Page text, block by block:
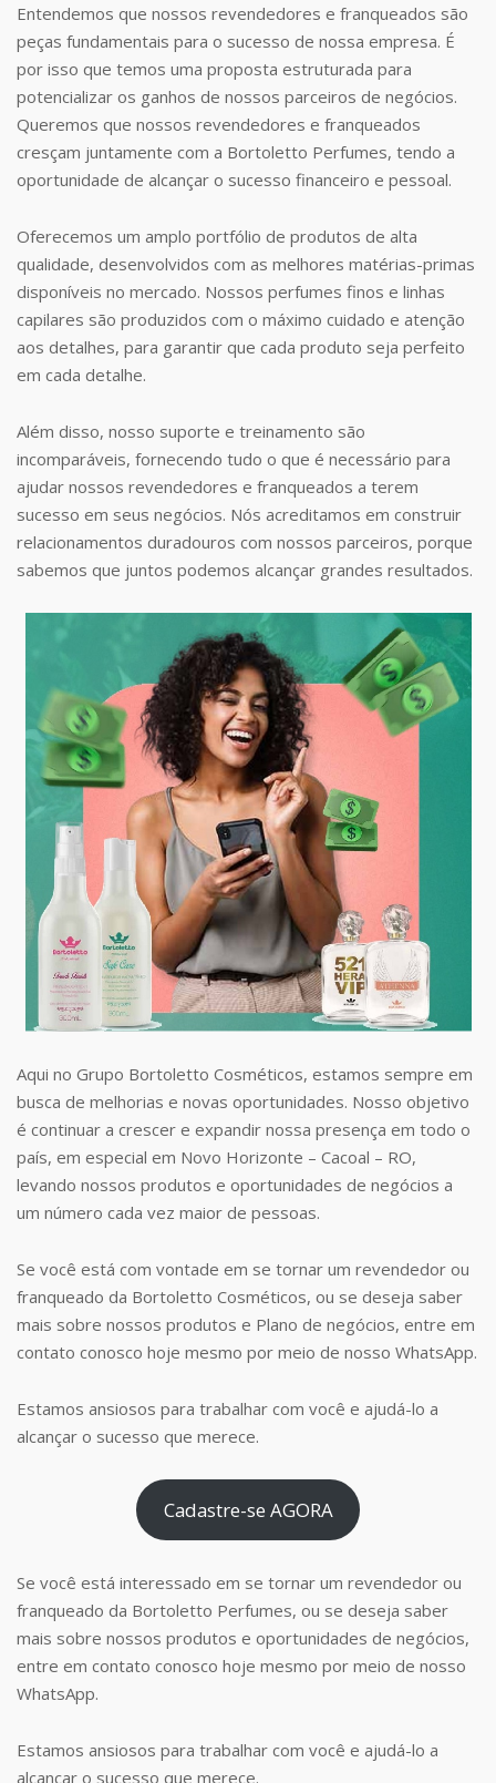
Entendemos que nossos revendedores e franqueados são
peças fundamentais para o sucesso de nossa empresa. É
por isso que temos uma proposta estruturada para
potencializar os ganhos de nossos parceiros de negócios.
Queremos que nossos revendedores e franqueados
cresçam juntamente com a Bortoletto Perfumes, tendo a
oportunidade de alcançar o sucesso financeiro e pessoal.
Oferecemos um amplo portfólio de produtos de alta
qualidade, desenvolvidos com as melhores matérias-primas
disponíveis no mercado. Nossos perfumes finos e linhas
capilares são produzidos com o máximo cuidado e atenção
aos detalhes, para garantir que cada produto seja perfeito
em cada detalhe.
Além disso, nosso suporte e treinamento são
incomparáveis, fornecendo tudo o que é necessário para
ajudar nossos revendedores e franqueados a terem
sucesso em seus negócios. Nós acreditamos em construir
relacionamentos duradouros com nossos parceiros, porque
sabemos que juntos podemos alcançar grandes resultados.
Aqui no Grupo Bortoletto Cosméticos, estamos sempre em
busca de melhorias e novas oportunidades. Nosso objetivo
é continuar a crescer e expandir nossa presença em todo o
país, em especial em Novo Horizonte – Cacoal – RO,
levando nossos produtos e oportunidades de negócios a
um número cada vez maior de pessoas.
Se você está com vontade em se tornar um revendedor ou
franqueado da Bortoletto Cosméticos, ou se deseja saber
mais sobre nossos produtos e Plano de negócios, entre em
contato conosco hoje mesmo por meio de nosso WhatsApp.
Estamos ansiosos para trabalhar com você e ajudá-lo a
alcançar o sucesso que merece.
Cadastre-se AGORA
Se você está interessado em se tornar um revendedor ou
franqueado da Bortoletto Perfumes, ou se deseja saber
mais sobre nossos produtos e oportunidades de negócios,
entre em contato conosco hoje mesmo por meio de nosso
WhatsApp.
Estamos ansiosos para trabalhar com você e ajudá-lo a
alcançar o sucesso que merece.